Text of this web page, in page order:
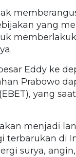
yang
Eddy ke
Prabowo
yang
menjadi
terbarukan di
surya,